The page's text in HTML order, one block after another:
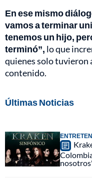
En ese mismo
vamos a terminar
tenemos un hijo,
terminó”, lo que
quienes solo tuvieron
contenido.
Últimas Noticias